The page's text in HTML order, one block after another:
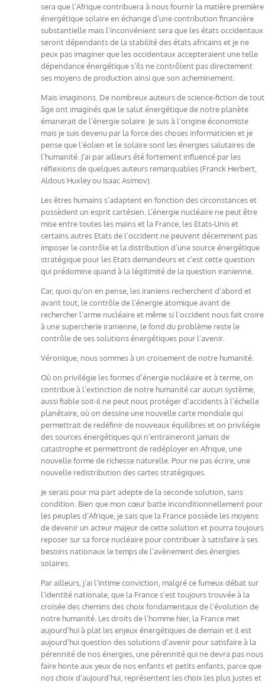
sera que l’Afrique contribuera à nous fournir la matière première
énergétique solaire en échange d’une contribution financière
substantielle mais l’inconvénient sera que les états occidentaux
seront dépendants de la stabilité des états africains et je ne
peux pas imaginer que les occidentaux accepteraient une telle
dépendance énergétique s’ils ne contrôlent pas directement
ses moyens de production ainsi que son acheminement.
Mais imaginons. De nombreux auteurs de science-fiction de tout
âge ont imaginés que le salut énergétique de notre planète
émanerait de l’énergie solaire. Je suis à l’origine économiste
mais je suis devenu par la force des choses informaticien et je
pense que l’éolien et le solaire sont les énergies salutaires de
l’humanité. J’ai par ailleurs été fortement influencé par les
réflexions de quelques auteurs remarquables (Franck Herbert,
Aldous Huxley ou Isaac Asimov).
Les êtres humains s’adaptent en fonction des circonstances et
possèdent un esprit cartésien. L’énergie nucléaire ne peut être
mise entre toutes les mains et la France, les Etats-Unis et
certains autres Etats de l’occident ne peuvent décemment pas
imposer le contrôle et la distribution d’une source énergétique
stratégique pour les Etats demandeurs et c’est cette question
qui prédomine quand à la légitimité de la question iranienne.
Car, quoi qu’on en pense, les iraniens recherchent d’abord et
avant tout, le contrôle de l’énergie atomique avant de
rechercher l’arme nucléaire et même si l’occident nous fait croire
à une supercherie iranienne, le fond du problème reste le
contrôle de ses solutions énergétiques pour l’avenir.
Véronique, nous sommes à un croisement de notre humanité.
Où on privilégie les formes d’énergie nucléaire et à terme, on
contribue à l’extinction de notre humanité car aucun système,
aussi fiable soit-il ne peut nous protéger d’accidents à l’échelle
planétaire, où on dessine une nouvelle carte mondiale qui
permettrait de redéfinir de nouveaux équilibres et on privilégie
des sources énergétiques qui n’entraineront jamais de
catastrophe et permettront de redéployer en Afrique, une
nouvelle forme de richesse naturelle. Pour ne pas écrire, une
nouvelle redistribution des cartes stratégiques.
Je serais pour ma part adepte de la seconde solution, sans
condition. Bien que mon cœur batte inconditionnellement pour
les peuples d’Afrique, je sais que la France possède les moyens
de devenir un acteur majeur de cette solution et pourra toujours
reposer sur sa force nucléaire pour contribuer à satisfaire à ses
besoins nationaux le temps de l’avènement des énergies
solaires.
Par ailleurs, j’ai l’intime conviction, malgré ce fumeux débat sur
l’identité nationale, que la France s’est toujours trouvée à la
croisée des chemins des choix fondamentaux de l’évolution de
notre humanité. Les droits de l’homme hier, la France met
aujourd’hui à plat les enjeux énergétiques de demain et il est
aujourd’hui question des solutions d’avenir pour satisfaire à la
pérennité de nos énergies, une pérennité qui ne devra pas nous
faire honte aux yeux de nos enfants et petits enfants, parce que
nos choix d’aujourd’hui, représentent les choix les plus justes et